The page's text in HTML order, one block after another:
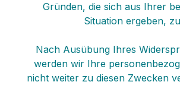
Gründen, die sich aus Ihrer
Situation ergeben,
Nach Ausübung Ihres
werden wir Ihre
nicht weiter zu diesen Zwecken